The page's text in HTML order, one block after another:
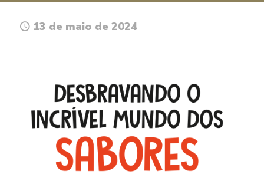
13 de maio de 2024